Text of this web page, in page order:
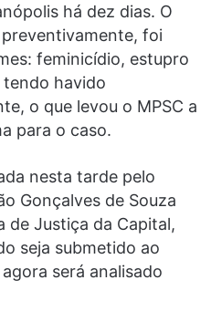
há dez dias. O
foi
feminicídio, estupro
tendo havido
o que levou o MPSC a
para o caso.
nesta tarde pelo
Gonçalves de Souza
de Justiça da Capital,
seja submetido ao
será analisado